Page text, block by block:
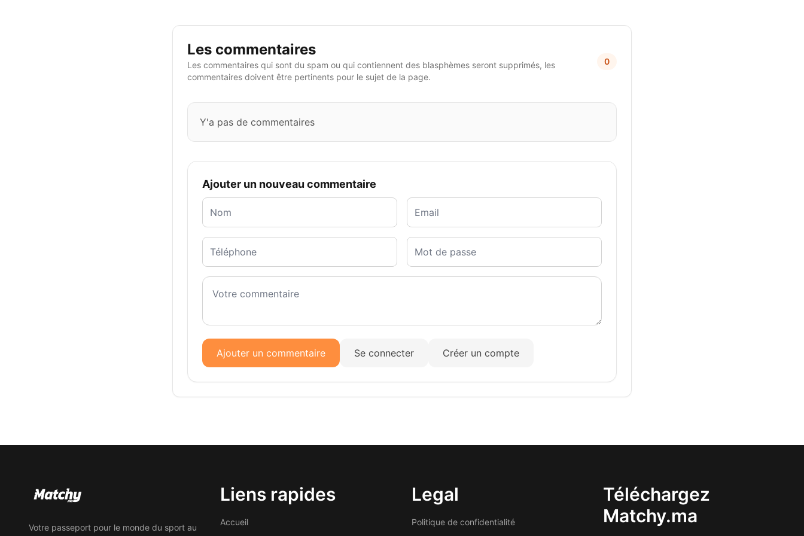
Les commentaires
Les commentaires qui sont du spam ou qui contiennent des blasphèmes seront supprimés, les
commentaires doivent être pertinents pour le sujet de la page.
0
Y'a pas de commentaires
Ajouter un nouveau commentaire
Ajouter un commentaire Se connecter Créer un compte
Votre passeport pour le monde du sport au
Liens rapides
Accueil
Legal
Politique de confidentialité
Téléchargez
Matchy.ma